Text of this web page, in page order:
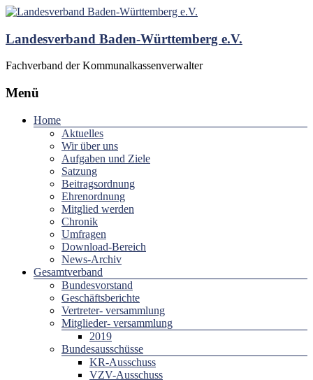
Landesverband Baden-Württemberg e.V.
Fachverband der Kommunalkassenverwalter
Menü
Home
Aktuelles
Wir über uns
Aufgaben und Ziele
Satzung
Beitragsordnung
Ehrenordnung
Mitglied werden
Chronik
Umfragen
Download-Bereich
News-Archiv
Gesamtverband
Bundesvorstand
Geschäftsberichte
Vertreter- versammlung
Mitglieder- versammlung
2019
Bundesausschüsse
KR-Ausschuss
VZV-Ausschuss